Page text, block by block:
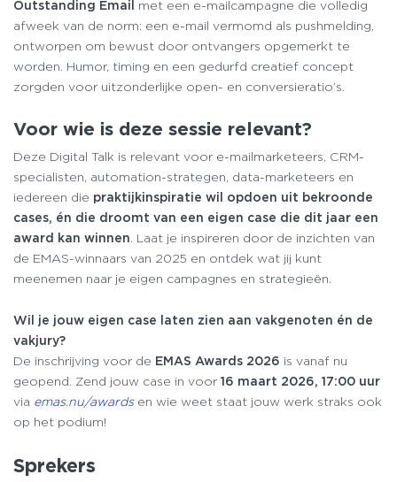
Outstanding Email
met een e-mailcampagne die volledig
afweek van de norm: een e-mail vermomd als pushmelding,
ontworpen om bewust door ontvangers opgemerkt te
worden. Humor, timing en een gedurfd creatief concept
zorgden voor uitzonderlijke open- en conversieratio’s.
Voor wie is deze sessie relevant?
Deze Digital Talk is relevant voor e-mailmarketeers, CRM-
specialisten, automation-strategen, data-marketeers en
iedereen die praktijkinspiratie wil opdoen uit bekroonde
cases, én die droomt van een eigen case die dit jaar een
award kan winnen . Laat je inspireren door de inzichten van
de EMAS-winnaars van 2025 en ontdek wat jij kunt
meenemen naar je eigen campagnes en strategieën.
Wil je jouw eigen case laten zien aan vakgenoten én de
vakjury?
De inschrijving voor de EMAS Awards 2026 is vanaf nu
geopend. Zend jouw case in voor 16 maart 2026, 17:00 uur
via emas.nu/awardsen wie weet staat jouw werk straks ook
op het podium!
Sprekers